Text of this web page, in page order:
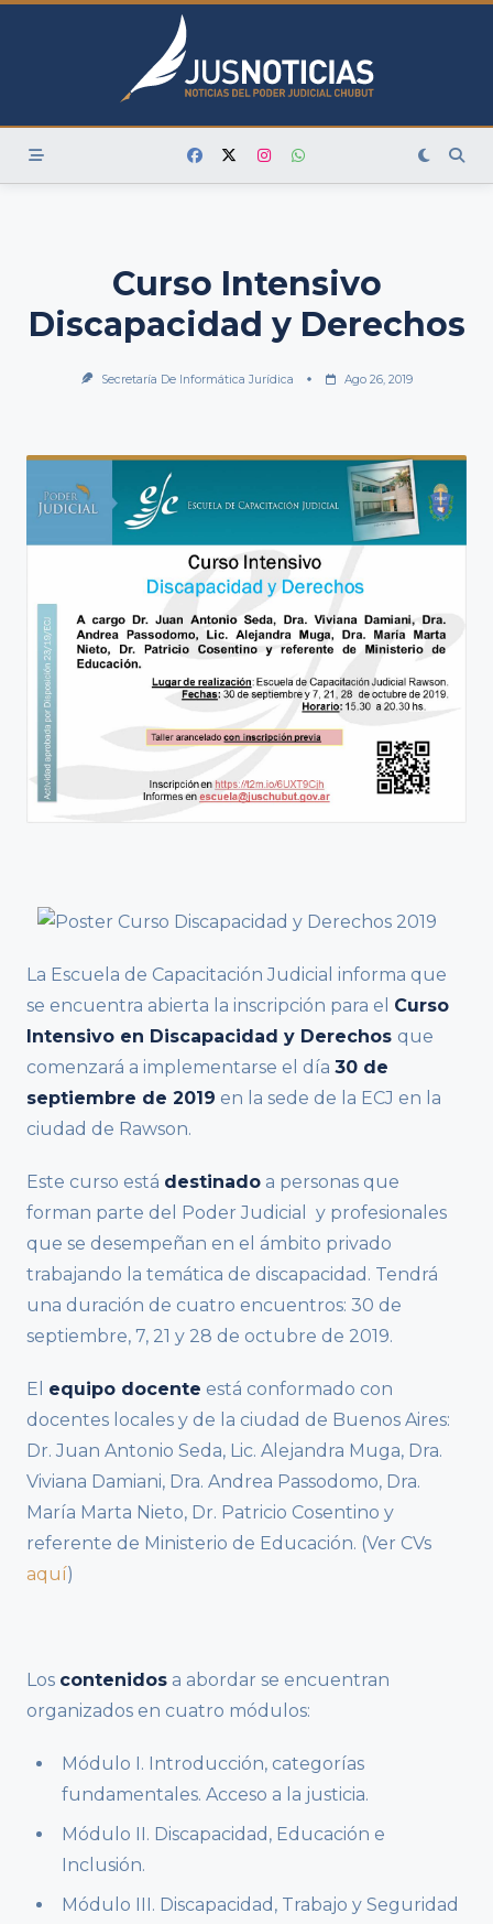
Skip
Curso Intensivo
Discapacidad y Derechos
Secretaría De Informática Jurídica Ago 26, 2019
La Escuela de Capacitación Judicial informa que
se encuentra abierta la inscripción para el Curso
Intensivo en Discapacidad y Derechos que
comenzará a implementarse el día 30 de
septiembre de 2019 en la sede de la ECJ en la
ciudad de Rawson.
Este curso está destinado a personas que
forman parte del Poder Judicial y profesionales
que se desempeñan en el ámbito privado
trabajando la temática de discapacidad. Tendrá
una duración de cuatro encuentros: 30 de
septiembre, 7, 21 y 28 de octubre de 2019.
El equipo docente está conformado con
docentes locales y de la ciudad de Buenos Aires:
Dr. Juan Antonio Seda, Lic. Alejandra Muga, Dra.
Viviana Damiani, Dra. Andrea Passodomo, Dra.
María Marta Nieto, Dr. Patricio Cosentino y
referente de Ministerio de Educación. (Ver CVs
aquí)
Los contenidos a abordar se encuentran
organizados en cuatro módulos:
Módulo I. Introducción, categorías
fundamentales. Acceso a la justicia.
Módulo II. Discapacidad, Educación e
Inclusión.
Módulo III. Discapacidad, Trabajo y Seguridad